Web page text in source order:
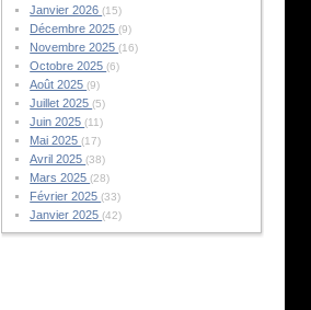
Janvier 2026(15)
Décembre 2025(9)
Novembre 2025(16)
Octobre 2025(6)
Août 2025(9)
Juillet 2025(5)
Juin 2025(11)
Mai 2025(17)
Avril 2025(38)
Mars 2025(28)
Février 2025(33)
Janvier 2025(42)